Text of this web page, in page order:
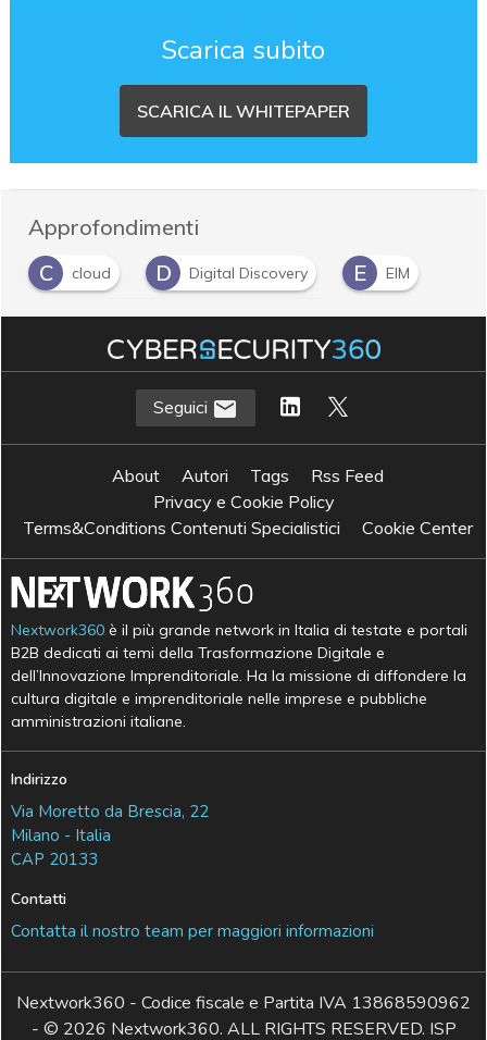
Scarica subito
SCARICA IL WHITEPAPER
Approfondimenti
C
cloud D Digital Discovery E EIM
E Enterprise Information Management
Seguici
About Autori Tags
Rss Feed
Privacy e Cookie Policy
Terms&Conditions Contenuti Specialistici
Cookie Center
Nextwork360 è il più grande network in Italia di testate e portali
B2B dedicati ai temi della Trasformazione Digitale e
dell’Innovazione Imprenditoriale. Ha la missione di diffondere la
cultura digitale e imprenditoriale nelle imprese e pubbliche
amministrazioni italiane.
Indirizzo
Via Moretto da Brescia, 22
Milano - Italia
CAP 20133
Contatti
Contatta il nostro team per maggiori informazioni
Nextwork360 - Codice fiscale e Partita IVA 13868590962
- © 2026 Nextwork360. ALL RIGHTS RESERVED. ISP